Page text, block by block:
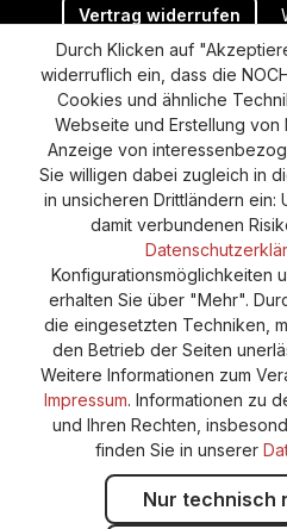
Vertrag widerrufen
Versand und Zahlung
Cookie-Einstellungen
Durch Klicken auf
widerruflich ein, dass die
Cookies und ähnliche
Webseite und Erstellung
Anzeige von
Sie willigen dabei zugleich in
in unsicheren Drittländern ein:
damit verbundenen
Konfigurationsmöglichkeiten
erhalten Sie über "Mehr".
die eingesetzten Techniken,
den Betrieb der Seiten
Weitere Informationen zum
Impressum. Informationen zu
und Ihren Rechten,
finden Sie in unserer
Nur technisch